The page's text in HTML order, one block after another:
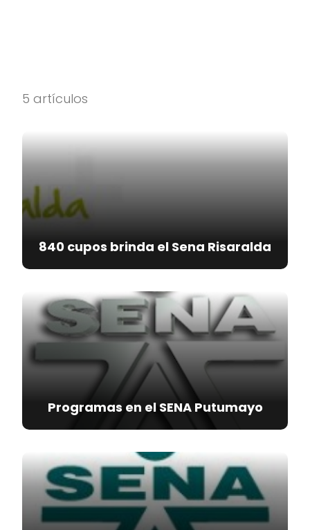
5 artículos
840 cupos brinda el Sena Risaralda
Programas en el SENA Putumayo